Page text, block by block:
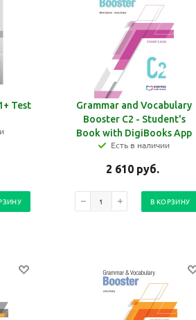
Test
Grammar and Vocabulary
Booster C2 - Student's
Book with DigiBooks App
Есть в наличии
2 610 руб.
В КОРЗИНУ